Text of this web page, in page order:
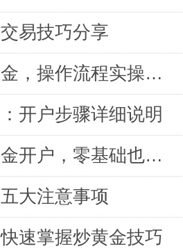
易技巧分享
新手快速开户现货黄金，操作流程实操详解
开户步骤详细说明
如何快速完成现货黄金开户，零基础也能轻松上手
大注意事项
速掌握炒黄金技巧